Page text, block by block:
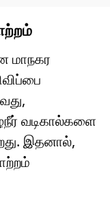
மாநகர
வடிகால்களை
இதனால்,